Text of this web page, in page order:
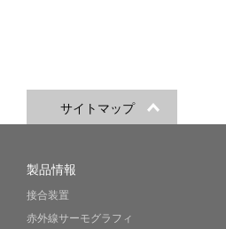
サイトマップ
製品情報
接合装置
赤外線サーモグラフィ